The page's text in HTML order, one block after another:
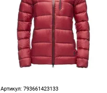
Артикул: 793661423133